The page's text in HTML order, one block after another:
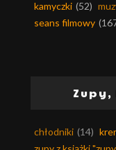
kamyczki (52)
seans filmowy
chłodniki (14)